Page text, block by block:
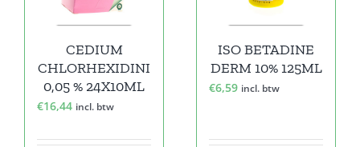
CEDIUM
CHLORHEXIDINI
0,05 % 24X10ML
€16,44 incl. btw
ISO BETADINE
DERM 10% 125ML
€6,59 incl. btw